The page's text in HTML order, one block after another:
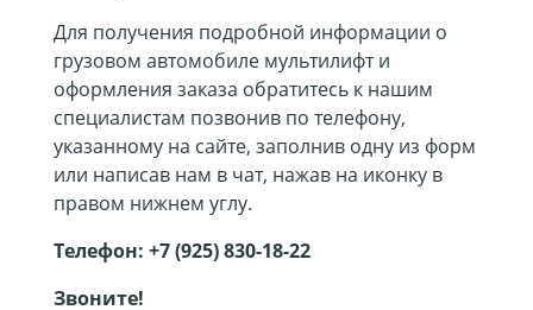
Для получения подробной информации о
грузовом автомобиле мультилифт и
оформления заказа обратитесь к нашим
специалистам позвонив по телефону,
указанному на сайте, заполнив одну из форм
или написав нам в чат, нажав на иконку в
правом нижнем углу.
Телефон: +7 (925) 830-18-22
Звоните!